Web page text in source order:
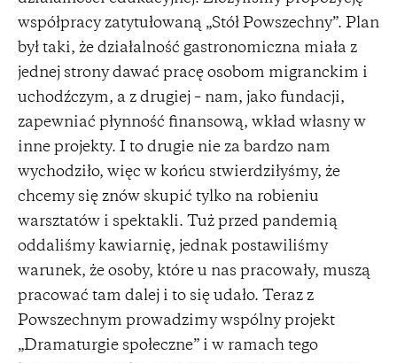
współpracy zatytułowaną „Stół Powszechny”. Plan
był taki, że działalność gastronomiczna miała z
jednej strony dawać pracę osobom migranckim i
uchodźczym, a z drugiej – nam, jako fundacji,
zapewniać płynność finansową, wkład własny w
inne projekty. I to drugie nie za bardzo nam
wychodziło, więc w końcu stwierdziłyśmy, że
chcemy się znów skupić tylko na robieniu
warsztatów i spektakli. Tuż przed pandemią
oddaliśmy kawiarnię, jednak postawiliśmy
warunek, że osoby, które u nas pracowały, muszą
pracować tam dalej i to się udało. Teraz z
Powszechnym prowadzimy wspólny projekt
„Dramaturgie społeczne” i w ramach tego